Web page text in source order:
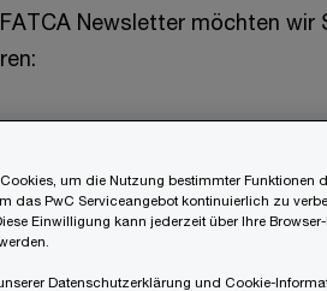
Newsletter möchten wir
Zertifizierungen
Login
um die Nutzung bestimmter Funktionen
das PwC Serviceangebot kontinuierlich zu
Einwilligung kann jederzeit über Ihre
Datenschutzerklärung und Cookie-